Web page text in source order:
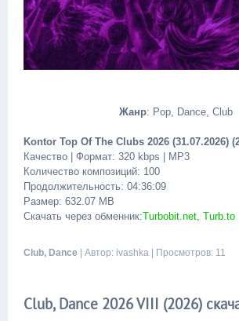
Жанр: Pop, Dance, Club
Kontor Top Of The Clubs 2026 (31.07.2026)
Качество | Формат: 320 kbps | MP3
Количество композиций: 100
Продолжительность: 04:36:09
Размер: 632.07 MB
Скачать через обменник:Turbobit.net, Turb.to
Club, Dance | Автор: ivashka | Просмотров: 11
Club, Dance 2026 VIII (2026)